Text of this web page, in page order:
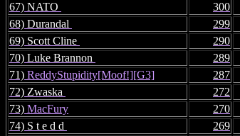
67) NATO
300
68) Durandal
299
69) Scott Cline
290
70) Luke Brannon
289
71) ReddyStupidity[Moof!][G3] 287
72) Zwaska
272
73) MacFury 270
74) S t e d d
269